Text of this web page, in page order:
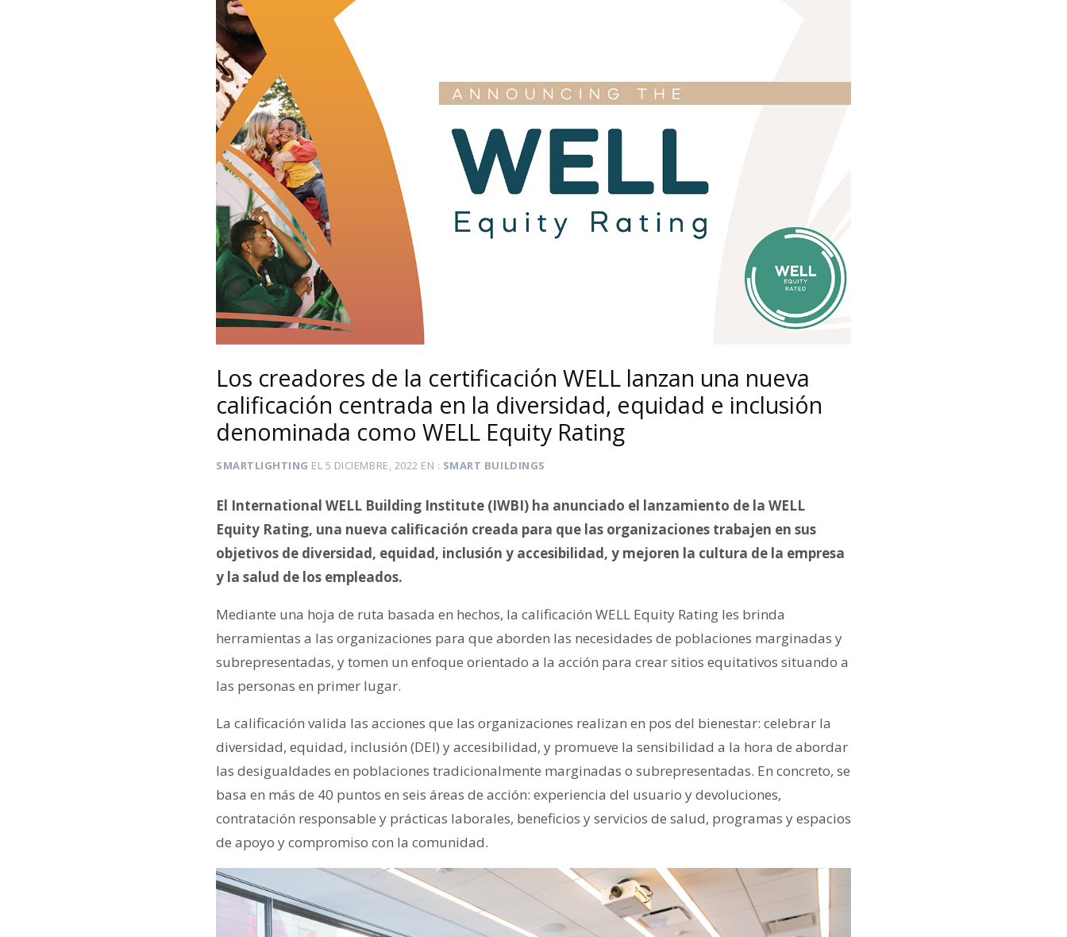
Los creadores de la certificación WELL lanzan una nueva
calificación centrada en la diversidad, equidad e inclusión
denominada como WELL Equity Rating
SMARTLIGHTING EL 5 DICIEMBRE, 2022 EN SMART BUILDINGS
El International WELL Building Institute (IWBI) ha anunciado el lanzamiento de la WELL
Equity Rating, una nueva calificación creada para que las organizaciones trabajen en sus
objetivos de diversidad, equidad, inclusión y accesibilidad, y mejoren la cultura de la empresa
y la salud de los empleados.
Mediante una hoja de ruta basada en hechos, la calificación WELL Equity Rating les brinda
herramientas a las organizaciones para que aborden las necesidades de poblaciones marginadas y
subrepresentadas, y tomen un enfoque orientado a la acción para crear sitios equitativos situando a
las personas en primer lugar.
La calificación valida las acciones que las organizaciones realizan en pos del bienestar: celebrar la
diversidad, equidad, inclusión (DEI) y accesibilidad, y promueve la sensibilidad a la hora de abordar
las desigualdades en poblaciones tradicionalmente marginadas o subrepresentadas. En concreto, se
basa en más de 40 puntos en seis áreas de acción: experiencia del usuario y devoluciones,
contratación responsable y prácticas laborales, beneficios y servicios de salud, programas y espacios
de apoyo y compromiso con la comunidad.